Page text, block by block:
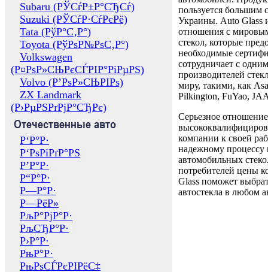
Subaru (РЎСѓР±Р°СЂСѓ)
Suzuki (РЎСѓР·СѓРєРё)
Tata (РўР°С‚Р°)
Toyota (РўРѕР№РѕС‚Р°)
Volkswagen
(Р¤РѕР»СЊРєСЃРІР°РіРµРЅ)
Volvo (Р’РѕР»СЊРІРѕ)
ZX Landmark
(Р›РµРЅРґРјР°СЂРє)
Отечественные авто
Р‘Р°Р·
Р‘РѕРіРґР°РЅ
Р’Р°Р·
Р“Р°Р·
Р—Р°Р·
Р—РёР»
РљР°РјР°Р·
РљСЂР°Р·
Р›Р°Р·
РњР°Р·
РњРѕСЃРєРІРёС‡
пользуется большим
Украины. Auto Glass
отношения с
стекол, которые
необходимые
сотрудничает с
производителей
миру, такими, как
Pilkington, FuYao,
Серьезное отношение
компании к своей
надежному процессу
автомобильных
потребителей цены
Glass поможет
автостекла в любом